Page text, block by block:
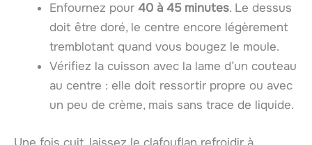
Enfournez pour 40 à 45 minutes. Le dessus
doit être doré, le centre encore légèrement
tremblotant quand vous bougez le moule.
Vérifiez la cuisson avec la lame d’un couteau
au centre : elle doit ressortir propre ou avec
un peu de crème, mais sans trace de liquide.